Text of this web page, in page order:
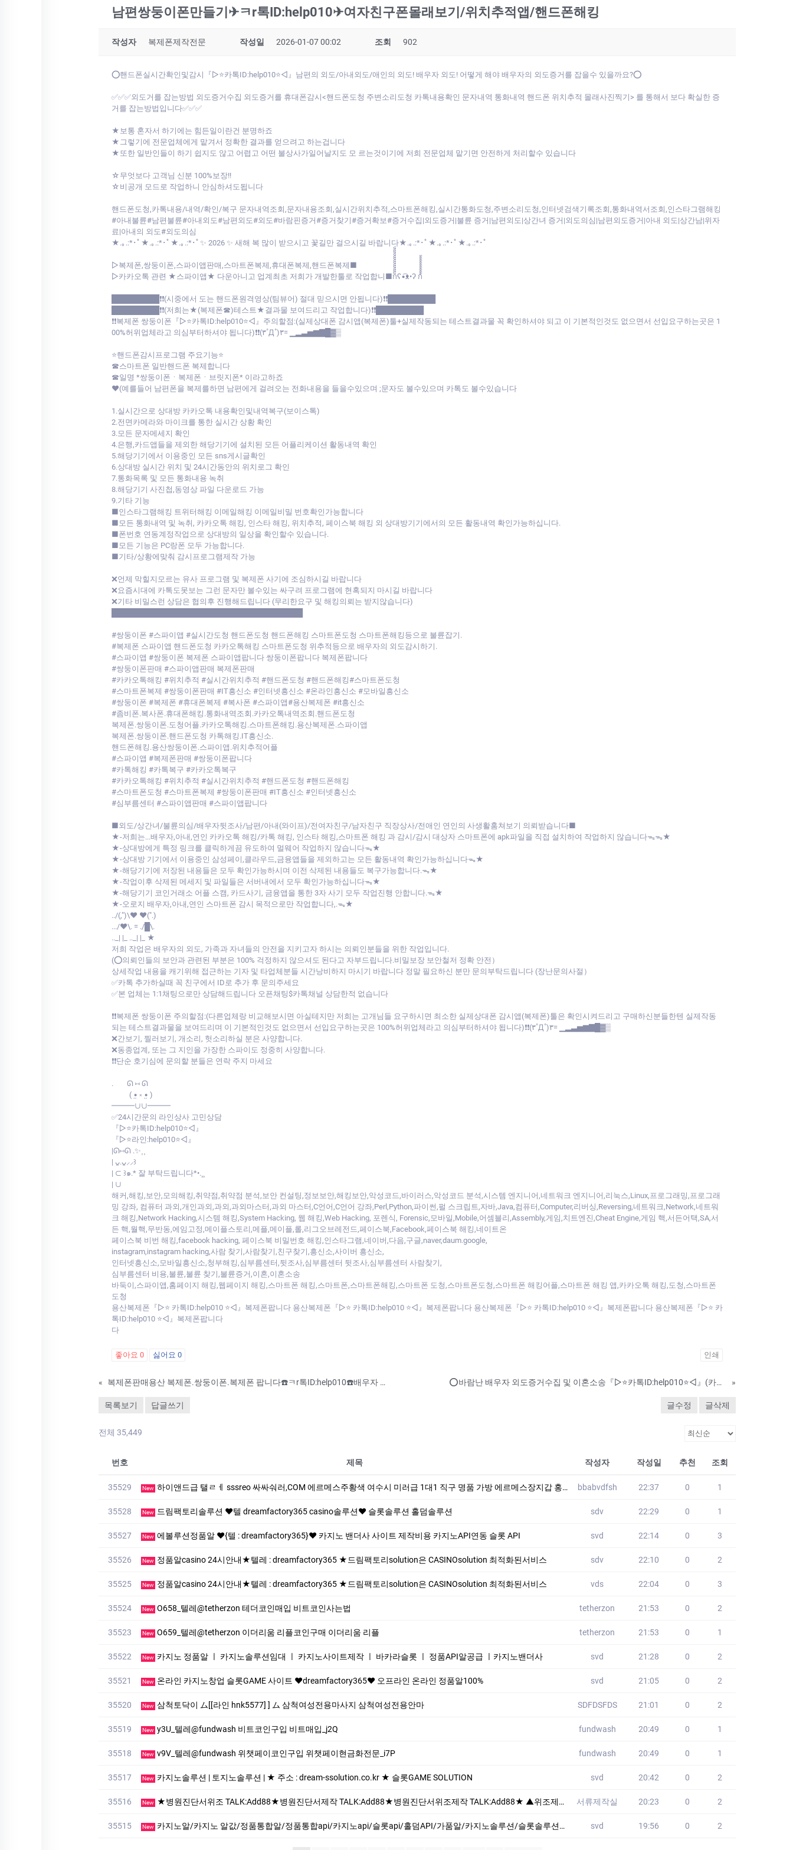
남편쌍둥이폰만들기✈ㅋr톡ID:help010✈여자친구폰몰래보기/위치추적앱/핸드폰해킹
작성자 복제폰제작전문 작성일 2026-01-07 00:02 조회 902
⭕핸드폰실시간확인및감시『▷⭐카톡ID:help010⭐◁』남편의 외도/아내외도/애인의 외도! 배우자 외도! 어떻게 해야 배우자의 외도증거를 잡을수 있을까요?⭕
✅✅✅외도거를 잡는방법 외도증거수집 외도증거를 휴대폰감시<핸드폰도청 주변소리도청 카톡내용확인 문자내역 통화내역 핸드폰 위치추적 몰래사진찍기> 를 통해서 보다 확실한 증
거를 잡는방법입니다✅✅✅
★보통 혼자서 하기에는 힘든일이란건 분명하죠
★그렇기에 전문업체에게 맡겨서 정확한 결과를 얻으려고 하는겁니다
★또한 일반인들이 하기 쉽지도 않고 어렵고 어떤 불상사가일어날지도 모 르는것이기에 저희 전문업체 맡기면 안전하게 처리할수 있습니다
☆무엇보다 고객님 신분 100%보장!!
☆비공개 모드로 작업하니 안심하셔도됩니다
핸드폰도청,카톡내용/내역/확인/복구 문자내역조회,문자내용조회,실시간위치추적,스마트폰해킹,실시간통화도청,주변소리도청,인터넷검색기록조회,통화내역서조회,인스타그램해킹
#아내불륜#남편불륜#아내외도#남편외도#외도#바람핀증거#증거찾기#증거확보#증거수집|외도증거|불륜 증거|남편외도|상간녀 증거|외도의심|남편외도증거|아내 외도|상간남|위자
료|아내의 외도#외도의심
★.｡.:*･ﾟ★.｡.:*･ﾟ★.｡.:*･ﾟ✨ 2026 ✨ 새해 복 많이 받으시고 꽃길만 걸으시길 바랍니다★.｡.:*･ﾟ★.｡.:*･ﾟ★.｡.:*･ﾟ
▷복제폰,쌍둥이폰,스파이앱판매,스마트폰복제,휴대폰복제,핸드폰복제■
▷카카오톡 관련 ★스파이앱★ 다운아니고 업계최초 저희가 개발한툴로 작업합니■ก็็็็็็็็็็็็็ʕ•͡ᴥ•ʔ ก้้้้้้้้้้้
█████████❗❗(시중에서 도는 핸드폰원격영상(팀뷰어) 절대 믿으시면 안됩니다)❗❗█████████
█████████❗❗(저희는★(복제폰☎)테스트★결과물 보여드리고 작업합니다)❗❗█████████
❗❗복제폰 쌍둥이폰『▷⭐카톡ID:help010⭐◁』주의할점:(실제상대폰 감시앱(복제폰)툴+실제작동되는 테스트결과물 꼭 확인하셔야 되고 이 기본적인것도 없으면서 선입요구하는곳은 1
00%허위업체라고 의심부터하셔야 됩니다)❗❗(۳˚Д˚)۳= ▁▂▃▅▆▇█▓▒
⭐핸드폰감시프로그램 주요기능⭐
☎스마트폰 일반핸드폰 복제합니다
☎일명 *쌍둥이폰ㆍ복제폰ㆍ브릿지폰* 이라고하죠
♥(예를들어 남편폰을 복제를하면 남편에게 걸려오는 전화내용을 들을수있으며 ;문자도 볼수있으며 카톡도 볼수있습니다
1.실시간으로 상대방 카카오톡 내용확인및내역복구(보이스톡)
2.전면카메라와 마이크를 통한 실시간 상황 확인
3.모든 문자메세지 확인
4.은행,카드앱들을 제외한 해당기기에 설치된 모든 어플리케이션 활동내역 확인
5.해당기기에서 이용중인 모든 sns게시글확인
6.상대방 실시간 위치 및 24시간동안의 위치로그 확인
7.통화목록 및 모든 통화내용 녹취
8.해당기기 사진첩,동영상 파일 다운로드 가능
9.기타 기능
■인스타그램해킹 트위터해킹 이메일해킹 이메일비밀 번호확인가능합니다
■모든 통화내역 및 녹취, 카카오톡 해킹, 인스타 해킹, 위치추적, 페이스북 해킹 외 상대방기기에서의 모든 활동내역 확인가능하십니다.
■폰번호 연동계정작업으로 상대방의 일상을 확인할수 있습니다.
■모든 기능은 PC랑폰 모두 가능합니다.
■기타/상황에맞춰 감시프로그램제작 가능
❌언제 막힐지모르는 유사 프로그램 및 복제폰 사기에 조심하시길 바랍니다
❌요즘시대에 카톡도못보는 그런 문자만 볼수있는 싸구려 프로그램에 현혹되지 마시길 바랍니다
❌기타 비밀스런 상담은 협의후 진행해드립니다 (무리한요구 및 해킹의뢰는 받지않습니다)
#쌍둥이폰 #스파이앱 #실시간도청 핸드폰도청 핸드폰해킹 스마트폰도청 스마트폰해킹등으로 불륜잡기.
#복제폰 스파이앱 핸드폰도청 카카오톡해킹 스마트폰도청 위추적등으로 배우자의 외도감시하기.
#스파이앱 #쌍둥이폰 복제폰 스파이앱팝니다 쌍둥이폰팝니다 복제폰팝니다
#쌍둥이폰판매 #스파이앱판매 복제폰판매
#카카오톡해킹 #위치추적 #실시간위치추적 #핸드폰도청 #핸드폰해킹#스마트폰도청
#스마트폰복제 #쌍둥이폰판매 #IT흥신소 #인터넷흥신소 #온라인흥신소 #모바일흥신소
#쌍둥이폰 #복제폰 #휴대폰복제 #복사폰 #스파이앱#용산복제폰 #it흥신소
#좀비폰.복사폰.휴대폰해킹.통화내역조회.카카오톡내역조회.핸드폰도청
복제폰.쌍둥이폰.도청어플.카카오톡해킹.스마트폰해킹.용산복제폰.스파이앱
복제폰.쌍둥이폰.핸드폰도청 카톡해킹.IT흥신소.
핸드폰해킹.용산쌍둥이폰.스파이앱.위치추적어플
#스파이앱 #복제폰판매 #쌍둥이폰팝니다
#카톡해킹 #카톡복구 #카카오톡복구
#카카오톡해킹 #위치추적 #실시간위치추적 #핸드폰도청 #핸드폰해킹
#스마트폰도청 #스마트폰복제 #쌍둥이폰판매 #IT흥신소 #인터넷흥신소
#심부름센터 #스파이앱판매 #스파이앱팝니다
■외도/상간녀/불륜의심/배우자뒷조사/남편/아내(와이프)/전여자친구/남자친구 직장상사/전애인 연인의 사생활훔쳐보기 의뢰받습니다■
★-저희는...배우자,아내,연인 카카오톡 해킹/카톡 해킹, 인스타 해킹,스마트폰 해킹 과 감시/감시 대상자 스마트폰에 apk파일을 직접 설치하여 작업하지 않습니다ᯓᯓ★
★-상대방에게 특정 링크를 클릭하게끔 유도하여 멀웨어 작업하지 않습니다ᯓ★
★-상대방 기기에서 이용중인 삼성페이,클라우드,금융앱들을 제외하고는 모든 활동내역 확인가능하십니다ᯓ★
★-해당기기에 저장된 내용들은 모두 확인가능하시며 이전 삭제된 내용들도 복구가능합니다.ᯓ★
★-작업이후 삭제된 메세지 및 파일들은 서버내에서 모두 확인가능하십니다ᯓ★
★-해당기기 코인거래소 어플 스캠, 카드사기, 금융앱을 통한 3자 사기 모두 작업진행 안합니다.ᯓ★
★-오로지 배우자,아내,연인 스마트폰 감시 목적으로만 작업합니다,.ᯓ★
../(,")\♥ ♥(".)
.../♥\. = ./█\.
.._| |_ .._| |_ ★
저희 작업은 배우자의 외도, 가족과 자녀들의 안전을 지키고자 하시는 의뢰인분들을 위한 작업입니다.
(⭕의뢰인들의 보안과 관련된 부분은 100% 걱정하지 않으셔도 된다고 자부드립니다.비밀보장 보안철저 정확 안전）
상세작업 내용을 캐기위해 접근하는 기자 및 타업체분들 시간낭비하지 마시기 바랍니다 정말 필요하신 분만 문의부탁드립니다 (장난문의사절）
✅카톡 추가하실때 꼭 친구에서 ID로 추가 후 문의주세요
✅본 업체는 1:1채팅으로만 상담해드립니다 오픈채팅$카톡채널 상담한적 없습니다
❗❗복제폰 쌍둥이폰 주의할점:(다른업체랑 비교해보시면 아실테지만 저희는 고개님들 요구하시면 최소한 실제상대폰 감시앱(복제폰)툴은 확인시켜드리고 구매하신분들한텐 실제작동
되는 테스트결과물을 보여드리며 이 기본적인것도 없으면서 선입요구하는곳은 100%허위업체라고 의심부터하셔야 됩니다)❗❗(۳˚Д˚)۳= ▁▂▃▅▆▇█▓▒
❌간보기, 찔러보기, 개소리, 헛소리하실 분은 사양합니다.
❌동종업계, 또는 그 지인을 가장한 스파이도 정중히 사양합니다.
❗❗단순 호기심에 문의할 분들은 연락 주지 마세요
.⠀⠀ ᘏ ⑅ ᘏ
⠀⠀⠀( •̤ ༝ •̤ )
━━━∪∪━━━
✅24시간문의 라인상사 고민상담
『▷⭐카톡ID:help010⭐◁』
『▷⭐라인:help010⭐◁』
|ᘏ⑅ᘏ .✨⸒⸒
| ᴗ͈.ᴗ͈⸝⸝꒱
| ⊂ ꒱๑.* 잘 부탁드립니다*•.¸¸
| ∪
해커,해킹,보안,모의해킹,취약점,취약점 분석,보안 컨설팅,정보보안,해킹보안,악성코드,바이러스,악성코드 분석,시스템 엔지니어,네트워크 엔지니어,리눅스,Linux,프로그래밍,프로그래
밍 강좌, 컴퓨터 과외,개인과외,과외,과외마스터,과외 마스터,C언어,C언어 강좌,Perl,Python,파이썬,펄 스크립트,자바,Java,컴퓨터,Computer,리버싱,Reversing,네트워크,Network,네트워
크 해킹,Network Hacking,시스템 해킹,System Hacking, 웹 해킹,Web Hacking, 포렌식, Forensic,모바일,Mobile,어셈블리,Assembly,게임,치트엔진,Cheat Engine,게임 핵,서든어택,SA,서
든 핵,월핵,무반동,에임고정,메이플스토리,메플,메이플,롤,리그오브레전드,페이스북,Facebook,페이스북 해킹,네이트온
페이스북 비번 해킹,facebook hacking, 페이스북 비밀번호 해킹,인스타그램,네이버,다음,구글,naver,daum.google,
instagram,instagram hacking,사람 찾기,사람찾기,친구찾기,흥신소,사이버 흥신소,
인터넷흥신소,모바일흥신소,청부해킹,심부름센터,뒷조사,심부름센터 뒷조사,심부름센터 사람찾기,
심부름센터 비용,불륜,불륜 찾기,불륜증거,이혼,이혼소송
바둑이,스파이앱,홈페이지 해킹,웹페이지 해킹,스마트폰 해킹,스마트폰,스마트폰해킹,스마트폰 도청,스마트폰도청,스마트폰 해킹어플,스마트폰 해킹 앱,카카오톡 해킹,도청,스마트폰
도청
용산복제폰『▷⭐ 카톡ID:help010 ⭐◁』복제폰팝니다 용산복제폰『▷⭐ 카톡ID:help010 ⭐◁』복제폰팝니다 용산복제폰『▷⭐ 카톡ID:help010 ⭐◁』복제폰팝니다 용산복제폰『▷⭐ 카
톡ID:help010 ⭐◁』복제폰팝니다
다
좋아요 0 싫어요 0 인쇄
« 복제폰판매용산 복제폰.쌍둥이폰.복제폰 팝니다☎️ㅋr톡ID:help010☎️배우자 외도 증거#복제폰#통화 도청 앱#실시간 위치 추적#흥신소 ⭕바람난 배우자 외도증거수집 및 이혼소송『▷⭐카톡ID:help010⭐◁』(카톡내용확인 및 복구/통화도청/실시간 위치추적 등)⭕ #아내불륜#남편불륜#아내외도#남편외도#외도#바람핀증거#증거찾기#증거확보#증거수집|외도증거|불륜 증거| »
목록보기 답글쓰기 글수정 글삭제
전체 35,449
번호 제목 작성자 작성일 추천 조회
35529 New 하이앤드급 탤ㄹㅔ sssreo 싸싸숴러,COM 에르메스주황색 여수시 미러급 1대1 직구 명품 가방 에르메스장지갑 홍콩명품쇼핑몰 JWI bbabvdfsh 22:37 0 1
35528 New 드림팩토리솔루션 ❤️텔 dreamfactory365 casino솔루션❤️ 슬롯솔루션 홀덤솔루션 sdv 22:29 0 1
35527 New 에볼루션정품알 ❤️{텔 : dreamfactory365}❤️ 카지노 밴더사 사이트 제작비용 카지노API연동 슬롯 API svd 22:14 0 3
35526 New 정품알casino 24시안내★텔레 : dreamfactory365 ★드림팩토리solution은 CASINOsolution 최적화된서비스 sdv 22:10 0 2
35525 New 정품알casino 24시안내★텔레 : dreamfactory365 ★드림팩토리solution은 CASINOsolution 최적화된서비스 vds 22:04 0 3
35524 New O658_텔레@tetherzon 테더코인매입 비트코인사는법 tetherzon 21:53 0 2
35523 New O659_텔레@tetherzon 이더리움 리플코인구매 이더리움 리플 tetherzon 21:53 0 1
35522 New 카지노 정품알 ㅣ 카지노솔루션임대 ㅣ 카지노사이트제작 ㅣ 바카라슬롯 ㅣ 정품API알공급 ㅣ카지노밴더사 svd 21:28 0 2
35521 New 온라인 카지노창업 슬롯GAME 사이트 ❤dreamfactory365❤ 오프라인 온라인 정품알100% svd 21:05 0 2
35520 New 삼척토닥이 ム[[라인 hnk5577] ] ム 삼척여성전용마사지 삼척여성전용안마 SDFDSFDS 21:01 0 2
35519 New y3U_텔레@fundwash 비트코인구입 비트매입_j2Q fundwash 20:49 0 1
35518 New v9V_텔레@fundwash 위챗페이코인구입 위챗페이현금화전문_i7P fundwash 20:49 0 1
35517 New 카지노솔루션 | 토지노솔루션 | ★ 주소 : dream-ssolution.co.kr ★ 슬롯GAME SOLUTION svd 20:42 0 2
35516 New ★병원진단서위조 TALK:Add88★병원진단서제작 TALK:Add88★병원진단서위조제작 TALK:Add88★ ▲위조제작 민증제작위조 TALK:Add88 ▲고객님께 철통 보안과 안전한 시스템으로 진행합니다 ▲의뢰전 "충분히 듣고, 서류제작실 20:23 0 2
35515 New 카지노알/카지노 알값/정품통합알/정품통합api/카지노api/슬롯api/홀덤API/가품알/카지노솔루션/슬롯솔루션/토지노솔루션 svd 19:56 0 2